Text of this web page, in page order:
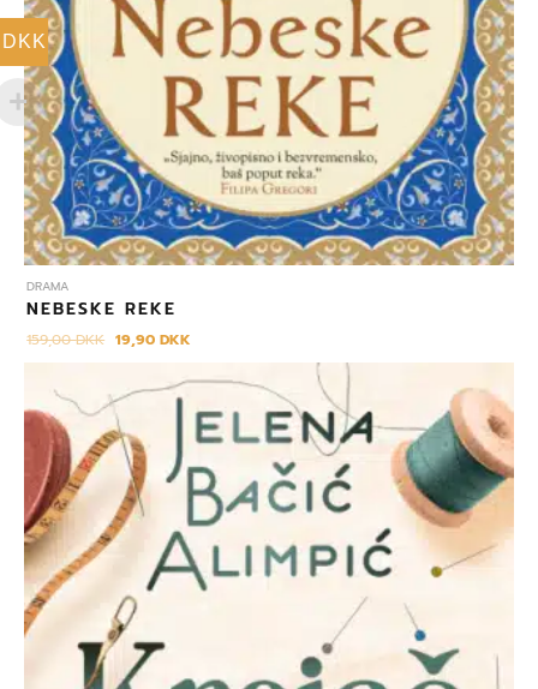
DRAMA
NEBESKE REKE
159,00DKK 19,90DKK
DKK